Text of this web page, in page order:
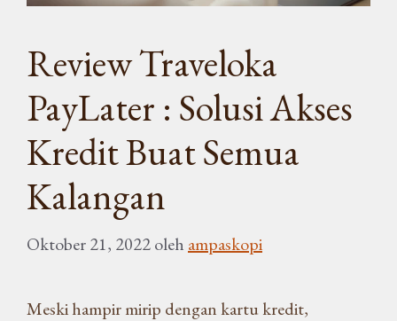
Review Traveloka
PayLater : Solusi Akses
Kredit Buat Semua
Kalangan
Oktober 21, 2022oleh ampaskopi
Meski hampir mirip dengan kartu kredit,